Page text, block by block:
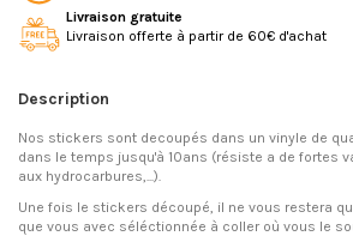
Livraison gratuite
Livraison offerte à partir de 60€ d'achat
Description
Nos stickers sont decoupés dans un vinyle de
dans le temps jusqu'à 10ans (résiste a de fortes
aux hydrocarbures,...).
Une fois le stickers découpé, il ne vous restera
que vous avec séléctionnée à coller où vous le